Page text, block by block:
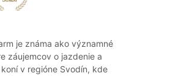
je známa ako významné
záujemcov o jazdenie a
v regióne Svodín, kde